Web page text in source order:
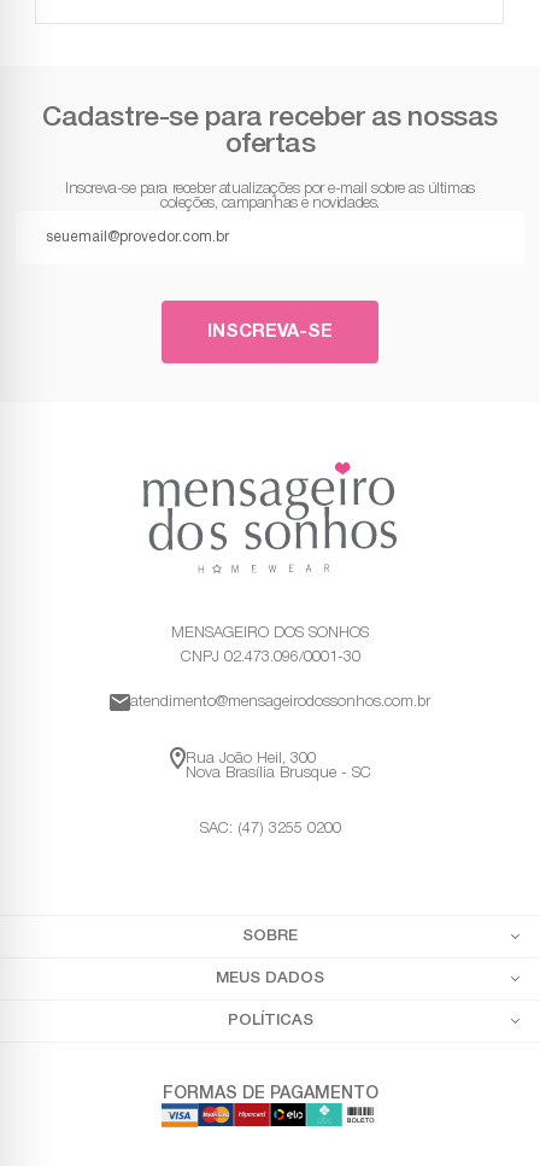
Cadastre-se para receber as nossas
ofertas
Inscreva-se para receber atualizações por e-mail sobre as últimas
coleções, campanhas e novidades.
INSCREVA-SE
MENSAGEIRO DOS SONHOS
CNPJ 02.473.096/0001-30
atendimento@mensageirodossonhos.com.br
Rua João Heil, 300
Nova Brasília Brusque - SC
SAC: (47) 3255 0200
SOBRE
MEUS DADOS
POLÍTICAS
FORMAS DE PAGAMENTO